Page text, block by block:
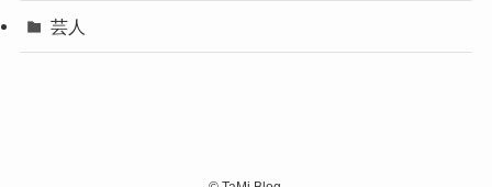
芸人